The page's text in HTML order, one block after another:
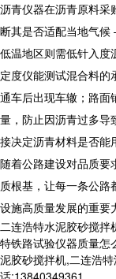
沥青仪器在沥青原料采
断其是否适配当地气
低温地区则需低针入度
定度仪能测试混合料
通车后出现车辙；路面
量，防止因沥青过多导
接决定沥青材料是否能
随着公路建设对品质要
质根基，让每一条公路
设施高质量发展的重要
二连浩特水泥胶砂搅拌
特铁路试验仪器质量怎
泥胶砂搅拌机,二连浩
话:13840349361